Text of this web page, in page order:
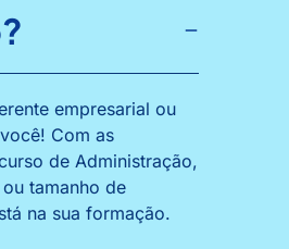
empresarial ou
Com as
de Administração,
tamanho de
na sua formação.